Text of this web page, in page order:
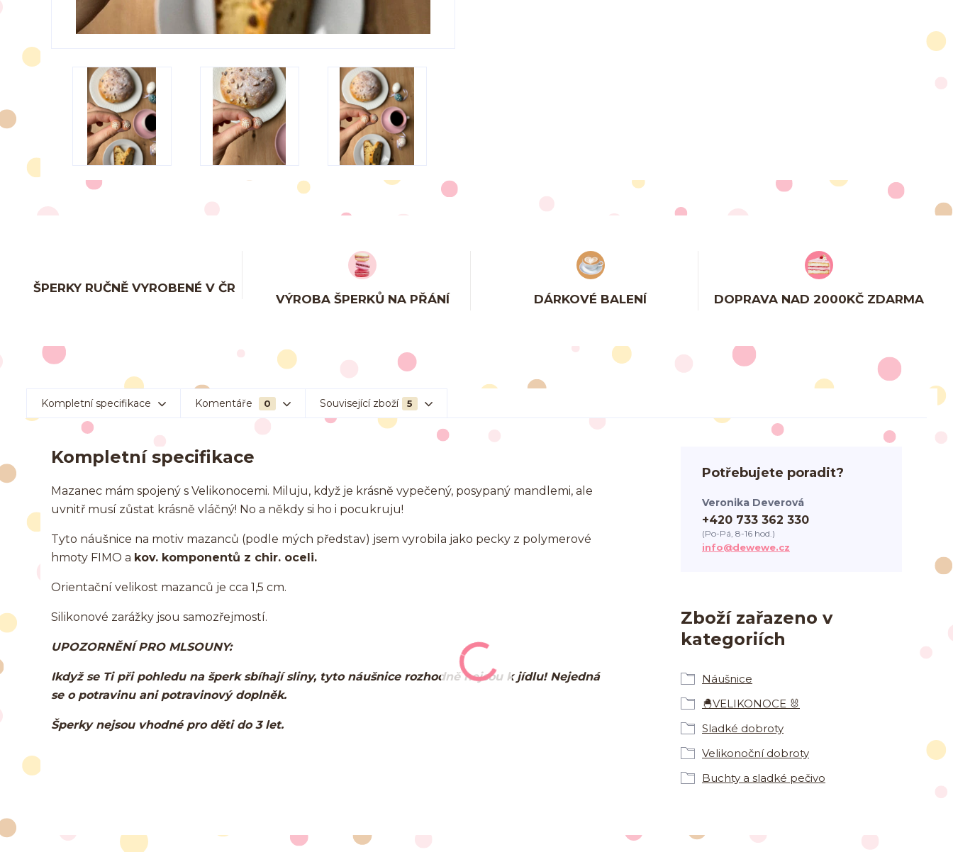
ŠPERKY RUČNĚ VYROBENÉ V ČR
VÝROBA ŠPERKŮ NA PŘÁNÍ
DÁRKOVÉ BALENÍ DOPRAVA NAD 2000KČ ZDARMA
Kompletní specifikace Komentáře 0 Související zboží 5
Kompletní specifikace
Mazanec mám spojený s Velikonocemi. Miluju, když je krásně vypečený, posypaný mandlemi, ale
uvnitř musí zůstat krásně vláčný! No a někdy si ho i pocukruju!
Tyto náušnice na motiv mazanců (podle mých představ) jsem vyrobila jako pecky z polymerové
hmoty FIMO a kov. komponentů z chir. oceli.
Orientační velikost mazanců je cca 1,5 cm.
Silikonové zarážky jsou samozřejmostí.
UPOZORNĚNÍ PRO MLSOUNY:
Ikdyž se Ti při pohledu na šperk sbíhají sliny, tyto náušnice rozhodně nejsou k jídlu! Nejedná
se o potravinu ani potravinový doplněk.
Šperky nejsou vhodné pro děti do 3 let.
Zboží zařazeno v
kategoriích
Náušnice
🐣VELIKONOCE 🐰
Sladké dobroty
Velikonoční dobroty
Buchty a sladké pečivo
Potřebujete poradit?
Veronika Deverová
+420 733 362 330
(Po-Pá, 8-16 hod.)
info@dewewe.cz